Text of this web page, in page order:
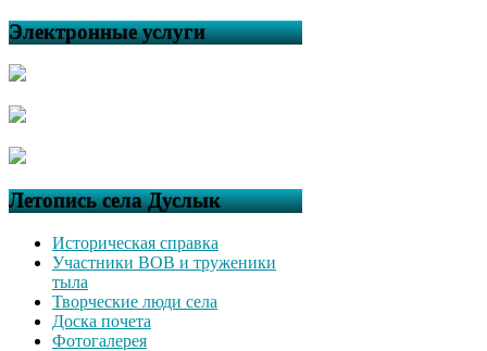
Электронные услуги
Летопись села Дуслык
Историческая справка
Участники ВОВ и труженики
тыла
Творческие люди села
Доска почета
Фотогалерея